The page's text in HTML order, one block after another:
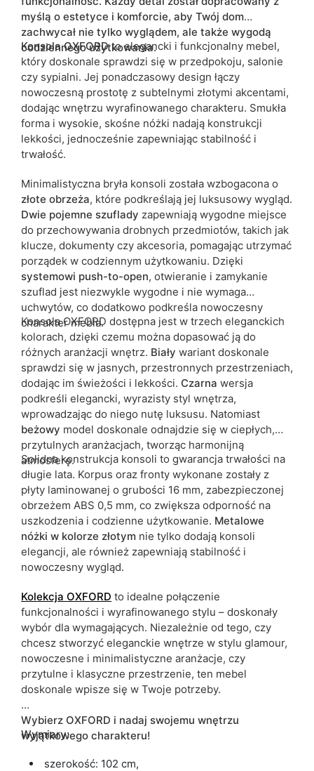
Termin dostawy: 6 dni roboczych
Ze względu na proces produkcyjny i właściwości materiałów,
możliwe są tolerancje wymiarowe na poziomie +/- 2–3 cm.
myślą o estetyce i komforcie, aby Twój dom
zachwycał nie tylko wyglądem, ale także wygodą
codziennego użytkowania.
Konsola OXFORDto elegancki i funkcjonalny mebel,
który doskonale sprawdzi się w przedpokoju, salonie
czy sypialni. Jej ponadczasowy design łączy
nowoczesną prostotę z subtelnymi złotymi akcentami,
dodając wnętrzu wyrafinowanego charakteru. Smukła
forma i wysokie, skośne nóżki nadają konstrukcji
lekkości, jednocześnie zapewniając stabilność i
trwałość.
Minimalistyczna bryła konsoli została wzbogacona o
złote obrzeża, które podkreślają jej luksusowy wygląd.
Dwie pojemne szuflady zapewniają wygodne miejsce
do przechowywania drobnych przedmiotów, takich jak
klucze, dokumenty czy akcesoria, pomagając utrzymać
porządek w codziennym użytkowaniu. Dzięki
systemowi push-to-open, otwieranie i zamykanie
szuflad jest niezwykle wygodne i nie wymaga
uchwytów, co dodatkowo podkreśla nowoczesny
charakter mebla.
Konsola OXFORD dostępna jest w trzech eleganckich
kolorach, dzięki czemu można dopasować ją do
różnych aranżacji wnętrz. Biały wariant doskonale
sprawdzi się w jasnych, przestronnych przestrzeniach,
dodając im świeżości i lekkości. Czarna wersja
podkreśli elegancki, wyrazisty styl wnętrza,
wprowadzając do niego nutę luksusu. Natomiast
beżowy model doskonale odnajdzie się w ciepłych,
przytulnych aranżacjach, tworząc harmonijną
atmosferę.
Solidna konstrukcja konsoli to gwarancja trwałości na
długie lata. Korpus oraz fronty wykonane zostały z
płyty laminowanej o grubości 16 mm, zabezpieczonej
obrzeżem ABS 0,5 mm, co zwiększa odporność na
uszkodzenia i codzienne użytkowanie. Metalowe
nóżki w kolorze złotym nie tylko dodają konsoli
elegancji, ale również zapewniają stabilność i
nowoczesny wygląd.
Kolekcja OXFORD to idealne połączenie
funkcjonalności i wyrafinowanego stylu – doskonały
wybór dla wymagających. Niezależnie od tego, czy
chcesz stworzyć eleganckie wnętrze w stylu glamour,
nowoczesne i minimalistyczne aranżacje, czy
przytulne i klasyczne przestrzenie, ten mebel
doskonale wpisze się w Twoje potrzeby.
Wybierz OXFORD i nadaj swojemu wnętrzu
wyjątkowego charakteru!
Wymiary:
szerokość: 102 cm,